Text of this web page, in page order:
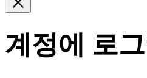
계정에 로